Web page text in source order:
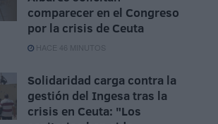
comparecer en el Congreso
por la crisis de Ceuta
HACE 46 MINUTOS
Solidaridad carga contra la
gestión del Ingesa tras la
crisis en Ceuta: "Los